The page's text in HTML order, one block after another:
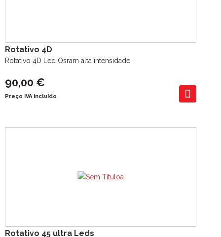
Rotativo 4D
Rotativo 4D Led Osram alta intensidade
90,00 €
Preço IVA incluído
Rotativo 45 ultra Leds